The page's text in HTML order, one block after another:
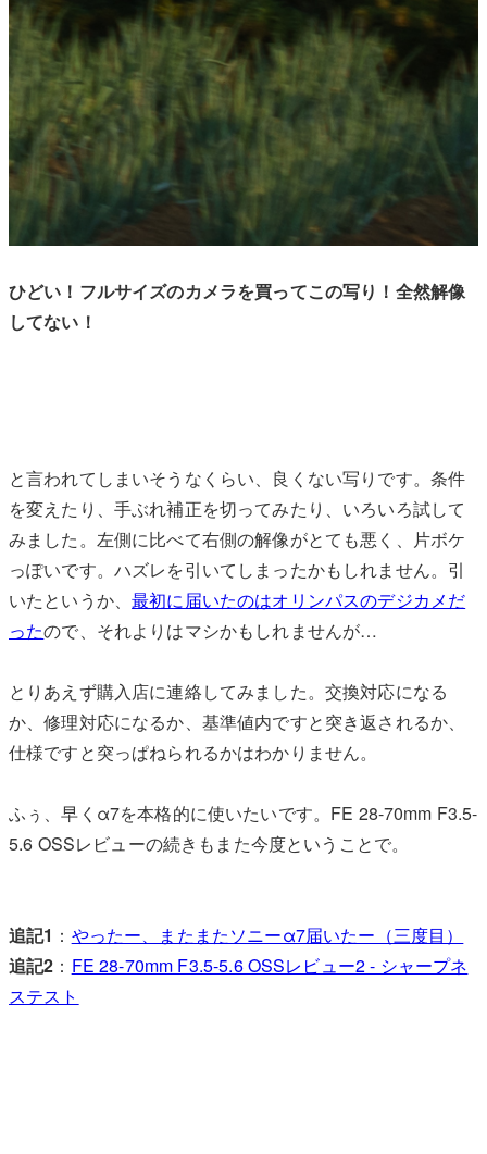
ひどい！フルサイズのカメラを買ってこの写り！全然解像
してない！
と言われてしまいそうなくらい、良くない写りです。条件
を変えたり、手ぶれ補正を切ってみたり、いろいろ試して
みました。左側に比べて右側の解像がとても悪く、片ボケ
っぽいです。ハズレを引いてしまったかもしれません。引
いたというか、最初に届いたのはオリンパスのデジカメだ
ったので、それよりはマシかもしれませんが…
とりあえず購入店に連絡してみました。交換対応になる
か、修理対応になるか、基準値内ですと突き返されるか、
仕様ですと突っぱねられるかはわかりません。
ふぅ、早くα7を本格的に使いたいです。FE 28-70mm F3.5-
5.6 OSSレビューの続きもまた今度ということで。
追記1 ： やったー、またまたソニーα7届いたー（三度目）
追記2 ： FE 28-70mm F3.5-5.6 OSSレビュー2 - シャープネ
ステスト